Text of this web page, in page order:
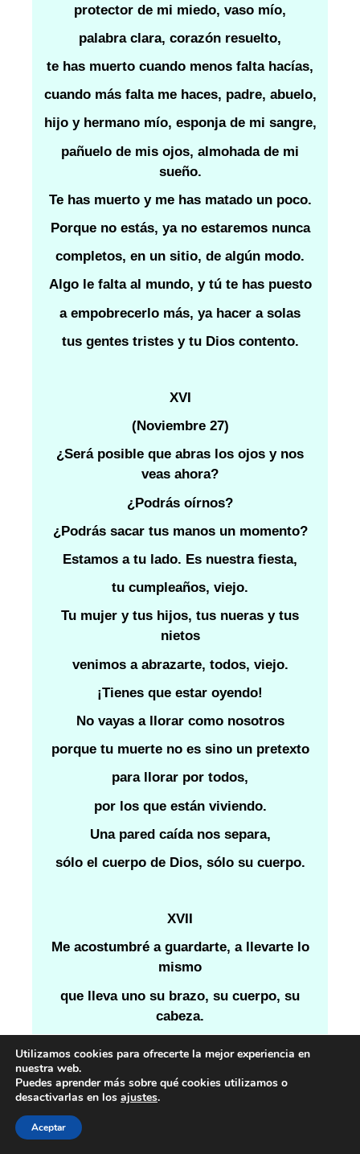
protector de mi miedo, vaso mío,
palabra clara, corazón resuelto,
te has muerto cuando menos falta hacías,
cuando más falta me haces, padre, abuelo,
hijo y hermano mío, esponja de mi sangre,
pañuelo de mis ojos, almohada de mi
sueño.
Te has muerto y me has matado un poco.
Porque no estás, ya no estaremos nunca
completos, en un sitio, de algún modo.
Algo le falta al mundo, y tú te has puesto
a empobrecerlo más, ya hacer a solas
tus gentes tristes y tu Dios contento.
XVI
(Noviembre 27)
¿Será posible que abras los ojos y nos
veas ahora?
¿Podrás oírnos?
¿Podrás sacar tus manos un momento?
Estamos a tu lado. Es nuestra fiesta,
tu cumpleaños, viejo.
Tu mujer y tus hijos, tus nueras y tus
nietos
venimos a abrazarte, todos, viejo.
¡Tienes que estar oyendo!
No vayas a llorar como nosotros
porque tu muerte no es sino un pretexto
para llorar por todos,
por los que están viviendo.
Una pared caída nos separa,
sólo el cuerpo de Dios, sólo su cuerpo.
XVII
Me acostumbré a guardarte, a llevarte lo
mismo
que lleva uno su brazo, su cuerpo, su
cabeza.
Eras, cuando estoy triste, mi tristeza.
Eras, cuando caía, eras mi abismo,
cuando me levantaba, mi fortaleza.
Utilizamos cookies para ofrecerte la mejor experiencia en
nuestra web.
Puedes aprender más sobre qué cookies utilizamos o
desactivarlas en los ajustes.
Aceptar